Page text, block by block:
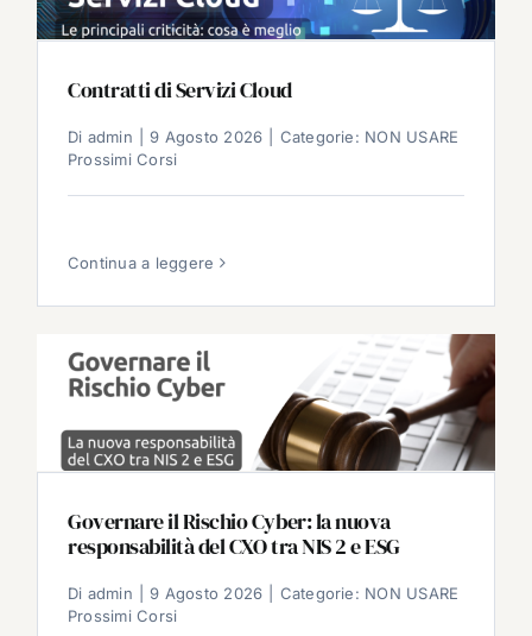
Contratti di Servizi Cloud
Di admin 9 Agosto 2026 Categorie: NON USARE
Prossimi Corsi
Continua a leggere
Governare il Rischio Cyber: la nuova
responsabilità del CXO tra NIS 2 e ESG
Di admin 9 Agosto 2026 Categorie: NON USARE
Prossimi Corsi